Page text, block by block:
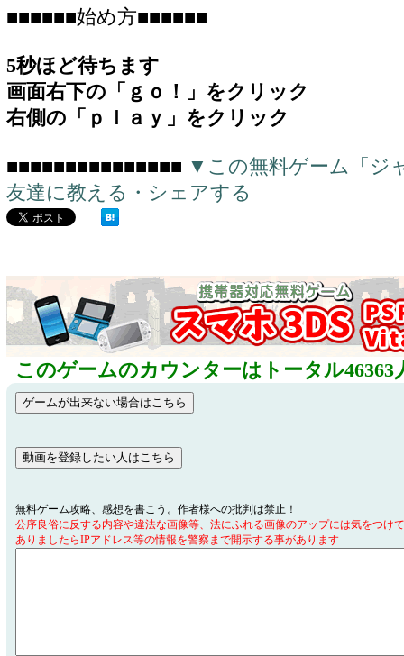
■■■■■■始め方■■■■■■
5秒ほど待ちます
画面右下の「ｇｏ！」をクリック
右側の「ｐｌａｙ」をクリック
■■■■■■■■■■■■■■■ ▼この無料ゲーム「ジ
友達に教える・シェアする
このゲームのカウンターはトータル46363
無料ゲーム攻略、感想を書こう。作者様への批判は禁止！
公序良俗に反する内容や違法な画像等、法にふれる画像のアップには気をつけ
ありましたらIPアドレス等の情報を警察まで開示する事があります